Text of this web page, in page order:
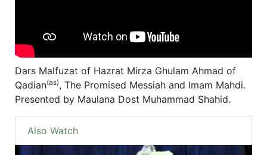
Dars Malfuzat of Hazrat Mirza Ghulam Ahmad of
Qadian(as), The Promised Messiah and Imam Mahdi.
Presented by Maulana Dost Muhammad Shahid.
Also Watch